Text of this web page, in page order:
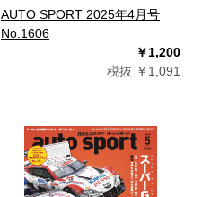
AUTO SPORT 2025年4月号
No.1606
￥1,200
税抜 ￥1,091